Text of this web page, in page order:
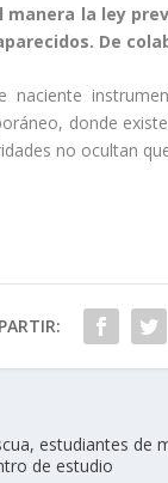
manera la ley
De
naciente
donde
no ocultan
estudiantes de
de estudio